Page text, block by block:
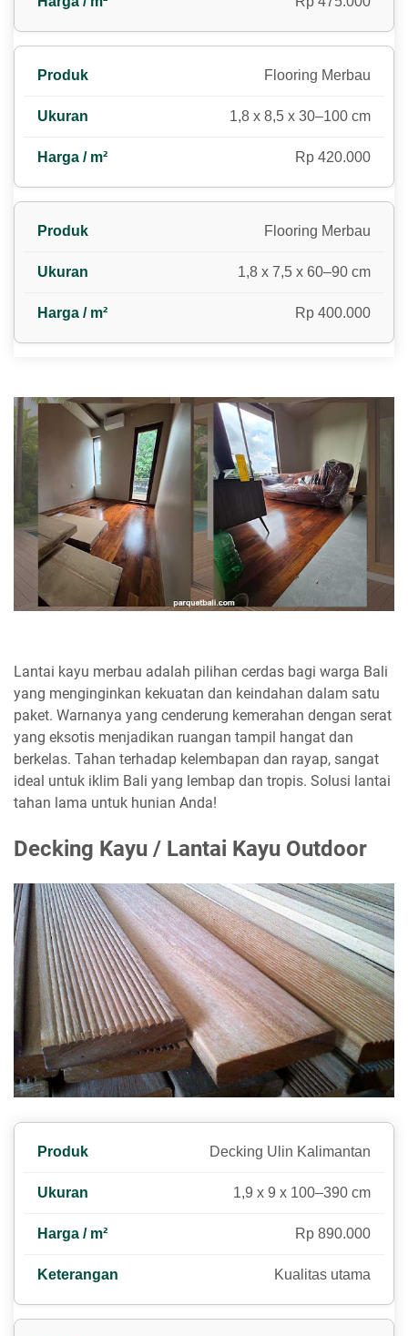
Flooring Merbau
1,8 x 8,5 x 30–100 cm
Rp 420.000
Flooring Merbau
1,8 x 7,5 x 60–90 cm
Rp 400.000
Lantai kayu merbau adalah pilihan cerdas bagi warga Bali
yang menginginkan kekuatan dan keindahan dalam satu
paket. Warnanya yang cenderung kemerahan dengan serat
yang eksotis menjadikan ruangan tampil hangat dan
berkelas. Tahan terhadap kelembapan dan rayap, sangat
ideal untuk iklim Bali yang lembap dan tropis. Solusi lantai
tahan lama untuk hunian Anda!
Decking Kayu / Lantai Kayu Outdoor
Decking Ulin Kalimantan
1,9 x 9 x 100–390 cm
Rp 890.000
Kualitas utama